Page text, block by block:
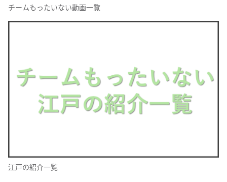
チームもったいない動画一覧
江戸の紹介一覧